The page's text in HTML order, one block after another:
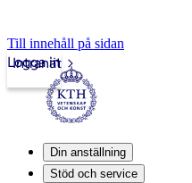
Till innehåll på sidan
Intranät
Logga in
Din anställning
Stöd och service